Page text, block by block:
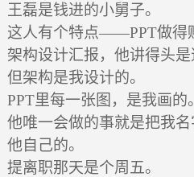
王磊是钱进的小舅子。
这人有个特点——PPT做得
架构设计汇报，他讲得头是
但架构是我设计的。
PPT里每一张图，是我画的。
他唯一会做的事就是把我
他自己的。
提离职那天是个周五。